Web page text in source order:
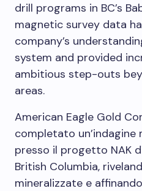
drill programs in BC’s
magnetic survey data
company’s
system and provided
ambitious step-outs
areas.
American Eagle Gold
completato un’indagine
presso il progetto NAK
British Columbia,
mineralizzate e